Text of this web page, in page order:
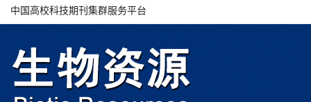
中国高校科技期刊集群服务平台